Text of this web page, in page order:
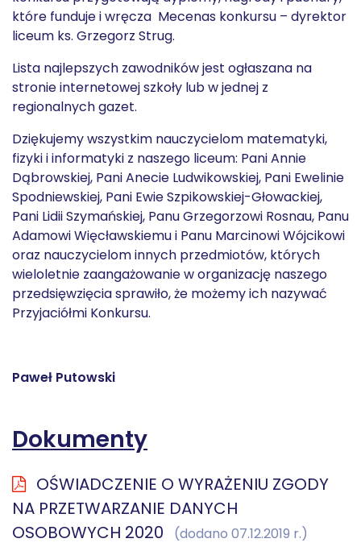
które funduje i wręcza Mecenas konkursu – dyrektor
liceum ks. Grzegorz Strug.
Lista najlepszych zawodników jest ogłaszana na
stronie internetowej szkoły lub w jednej z
regionalnych gazet.
Dziękujemy wszystkim nauczycielom matematyki,
fizyki i informatyki z naszego liceum: Pani Annie
Dąbrowskiej, Pani Anecie Ludwikowskiej, Pani Ewelinie
Spodniewskiej, Pani Ewie Szpikowskiej-Głowackiej,
Pani Lidii Szymańskiej, Panu Grzegorzowi Rosnau, Panu
Adamowi Więcławskiemu i Panu Marcinowi Wójcikowi
oraz nauczycielom innych przedmiotów, których
wieloletnie zaangażowanie w organizację naszego
przedsięwzięcia sprawiło, że możemy ich nazywać
Przyjaciółmi Konkursu.
Paweł Putowski
Dokumenty
OŚWIADCZENIE O WYRAŻENIU ZGODY
NA PRZETWARZANIE DANYCH
OSOBOWYCH 2020
(dodano 07.12.2019 r.)